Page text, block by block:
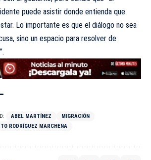
puede asistir donde entienda que
Lo importante es que el diálogo no sea
sino un espacio para resolver de
ABEL MARTÍNEZ
MIGRACIÓN
RODRÍGUEZ MARCHENA